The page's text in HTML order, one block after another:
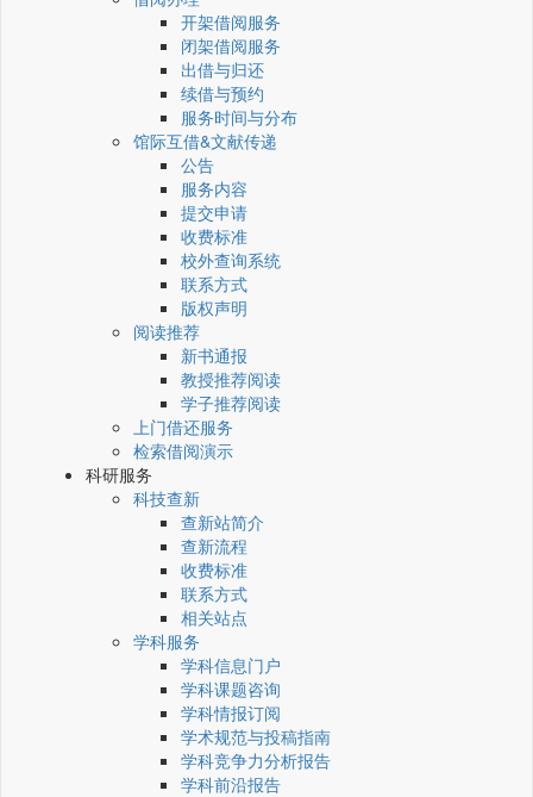
开架借阅服务
闭架借阅服务
出借与归还
续借与预约
服务时间与分布
馆际互借&文献传递
公告
服务内容
提交申请
收费标准
校外查询系统
联系方式
版权声明
阅读推荐
新书通报
教授推荐阅读
学子推荐阅读
上门借还服务
检索借阅演示
科研服务
科技查新
查新站简介
查新流程
收费标准
联系方式
相关站点
学科服务
学科信息门户
学科课题咨询
学科情报订阅
学术规范与投稿指南
学科竞争力分析报告
学科前沿报告